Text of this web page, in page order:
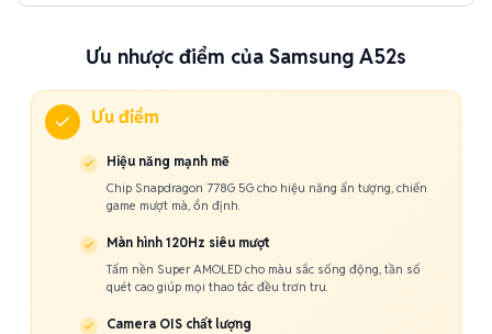
Ưu nhược điểm của Samsung A52s
Ưu điểm
Hiệu năng mạnh mẽ
Chip Snapdragon 778G 5G cho hiệu năng ấn tượng, chiến
game mượt mà, ổn định.
Màn hình 120Hz siêu mượt
Tấm nền Super AMOLED cho màu sắc sống động, tần số
quét cao giúp mọi thao tác đều trơn tru.
Camera OIS chất lượng